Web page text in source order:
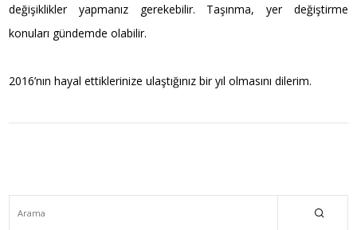
değişiklikler yapmanız gerekebilir. Taşınma, yer değiştirme
konuları gündemde olabilir.
2016’nın hayal ettiklerinize ulaştığınız bir yıl olmasını dilerim.